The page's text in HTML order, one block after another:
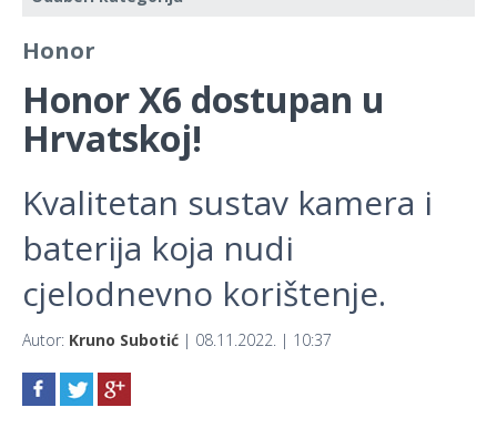
Honor
Honor X6 dostupan u
Hrvatskoj!
Kvalitetan sustav kamera i
baterija koja nudi
cjelodnevno korištenje.
Autor: Kruno Subotić | 08.11.2022. | 10:37